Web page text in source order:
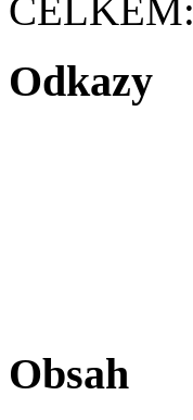
CELKEM:
Odkazy
Obsah